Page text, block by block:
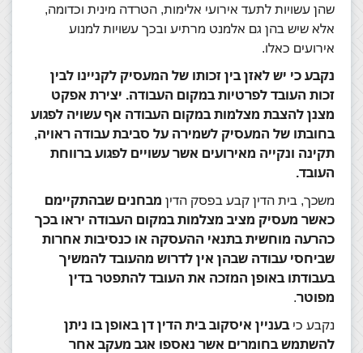
שהן עשויות לתעד אירועי אלימות, הטרדה מינית וכדומה,
אלא שיש בהן גם אלמנט מרתיע ובכך עשויות למנוע
אירועים כאלו.
נקבע כי יש לאזן בין זכותו של המעסיק לקניינו לבין
זכות העובד לפרטיות במקום העבודה. יצירת אפקט
מצנן להצבת מצלמות במקום העבודה אף עשויה לפגוע
בחובתו של המעסיק לשמירה על סביבת עבודה ראויה,
תקינה ונקייה מאירועים אשר עשויים לפגוע ברווחת
העובד.
משכך, בית הדין קבע בפסק הדין מבחנים שבהתקיימם
כאשר מעסיק מציב מצלמות במקום העבודה יראו בכך
כהרעה מוחשית בתנאי ההעסקה או כנסיבות אחרות
שביחסי עבודה שבהן אין לדרוש מהעובד להמשיך
בעבודתו באופן המזכה את העובד להתפטר בדין
מפוטר.
נקבע כיבעניין איסקוב בית הדין דן באופן בו ניתן
להשתמש בחומרים אשר נאספו אגב מעקב אחר